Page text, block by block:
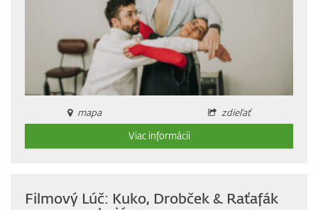
mapa
zdieľať
Viac informácii
Filmový Lúč: Kuko, Drobček & Raťafák